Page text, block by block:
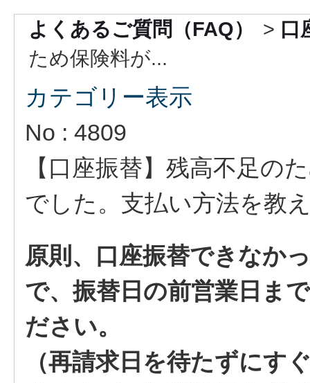
よくあるご質問（FAQ） > 口
ため保険料が...
カテゴリー表示
No : 4809
【口座振替】残高不足の
でした。支払い方法を教
原則、口座振替できなか
で、振替日の前営業日ま
ださい。
（再請求日を待たずにす